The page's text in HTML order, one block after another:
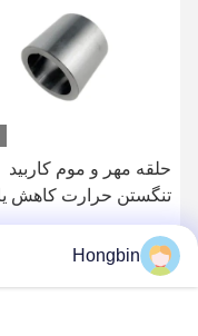
حلقه مهر و موم کاربید
تنگستن حرارت کاهش
غیر استاندارد با سطح
Hongbin